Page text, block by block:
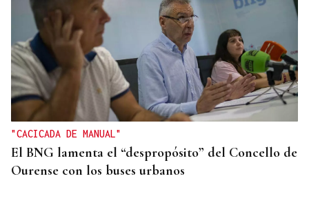
"CACICADA DE MANUAL"
El BNG lamenta el “despropósito” del Concello de
Ourense con los buses urbanos